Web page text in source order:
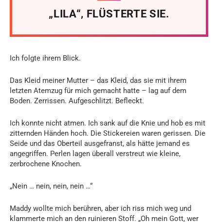
„LILA“, FLÜSTERTE SIE.
Ich folgte ihrem Blick.
Das Kleid meiner Mutter – das Kleid, das sie mit ihrem
letzten Atemzug für mich gemacht hatte – lag auf dem
Boden. Zerrissen. Aufgeschlitzt. Befleckt.
Ich konnte nicht atmen. Ich sank auf die Knie und hob es mit
zitternden Händen hoch. Die Stickereien waren gerissen. Die
Seide und das Oberteil ausgefranst, als hätte jemand es
angegriffen. Perlen lagen überall verstreut wie kleine,
zerbrochene Knochen.
„Nein … nein, nein, nein …“
Maddy wollte mich berühren, aber ich riss mich weg und
klammerte mich an den ruinieren Stoff. „Oh mein Gott, wer